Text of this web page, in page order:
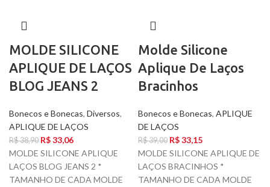
MOLDE SILICONE
APLIQUE DE LAÇOS
BLOG JEANS 2
Bonecos e Bonecas, Diversos,
APLIQUE DE LAÇOS
R$38,90 R$33,06
MOLDE SILICONE APLIQUE
LAÇOS BLOG JEANS 2 *
TAMANHO DE CADA MOLDE
Molde Silicone
Aplique De Laços
Bracinhos
Bonecos e Bonecas, APLIQUE
DE LAÇOS
R$39,00 R$33,15
MOLDE SILICONE APLIQUE DE
LAÇOS BRACINHOS *
TAMANHO DE CADA MOLDE